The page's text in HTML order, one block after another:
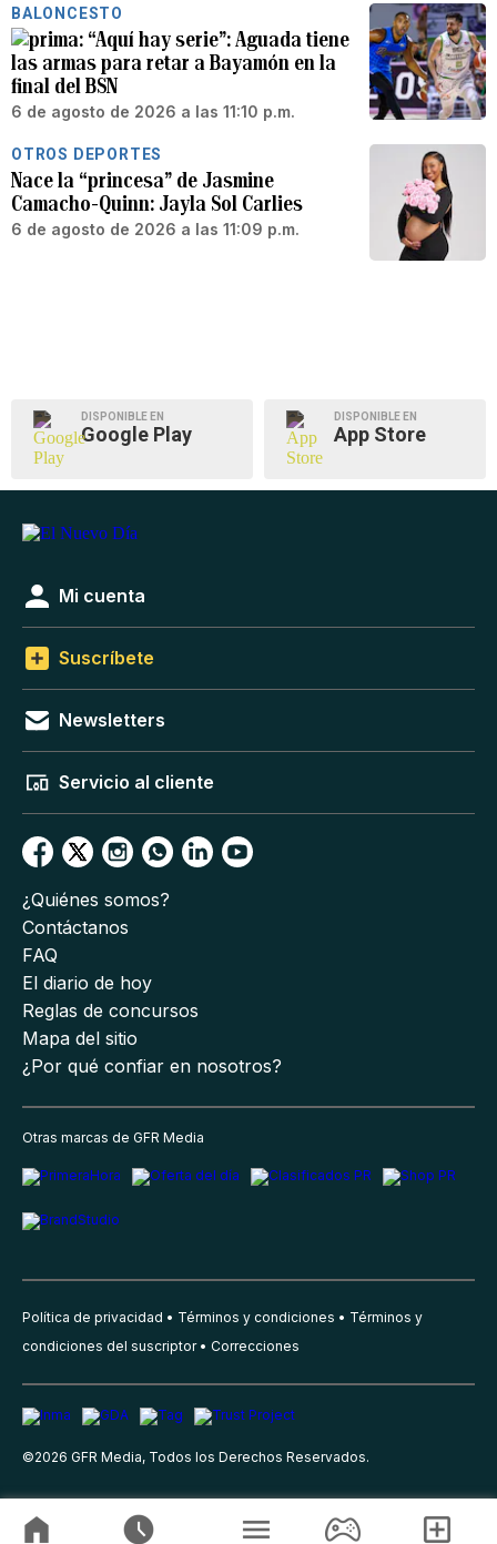
BALONCESTO
“Aquí hay serie”: Aguada tiene
las armas para retar a Bayamón en la
final del BSN
6 de agosto de 2026 a las 11:10 p.m.
OTROS DEPORTES
Nace la “princesa” de Jasmine
Camacho-Quinn: Jayla Sol Carlies
6 de agosto de 2026 a las 11:09 p.m.
DISPONIBLE EN
Google Play
DISPONIBLE EN
App Store
Mi cuenta
Suscríbete
Newsletters
Servicio al cliente
¿Quiénes somos?
Contáctanos
FAQ
El diario de hoy
Reglas de concursos
Mapa del sitio
¿Por qué confiar en nosotros?
Otras marcas de GFR Media
Política de privacidad Términos y condiciones
Términos y
condiciones del suscriptor
Correcciones
©2026 GFR Media, Todos los Derechos Reservados.